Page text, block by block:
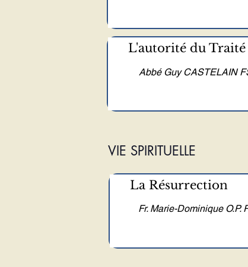
L'autorité du Traité
Abbé Guy CASTELAIN
VIE SPIRITUELLE
La Résurrection
Fr. Marie-Dominique O.P.